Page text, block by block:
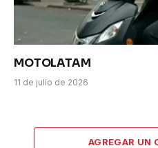
MOTOLATAM
11 de julio de 2026
AGREGAR UN